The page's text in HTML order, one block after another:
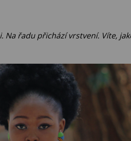
Na řadu přichází vrstvení. Víte,